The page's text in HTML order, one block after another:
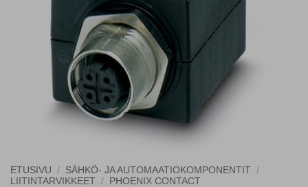
ETUSIVU / SÄHKÖ- JA AUTOMAATIOKOMPONENTIT
/
LIITINTARVIKKEET
/ PHOENIX CONTACT